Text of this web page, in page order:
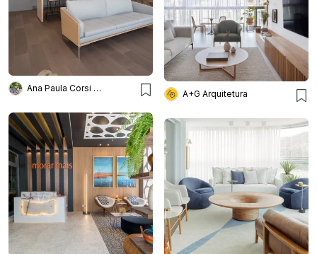
Ana Paula Corsi Arquitetura
A+G Arquitetura